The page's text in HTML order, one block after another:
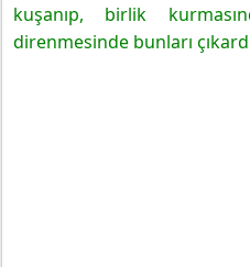
kuşanıp, birlik
direnmesinde bunları